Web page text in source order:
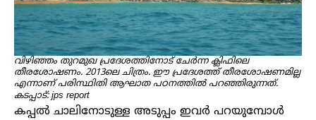
വിഴിഞ്ഞം തുറമുഖ പ്രദേശത്തിനോട് ചേർന്ന ക്ലിഫിലെ
തീരശോഷണം. 2013ലെ ചിത്രം. ഈ പ്രദേശത്ത് തീരശോഷണമില്ല
എന്നാണ് പരിസ്ഥിതി ആഘാത പഠനത്തിൽ പറഞ്ഞിരുന്നത്.
കടപ്പാട്: jps report
കപ്പൽ ചാലിനോടുള്ള അടുപ്പം ഇവർ പറയുമ്പോൾ